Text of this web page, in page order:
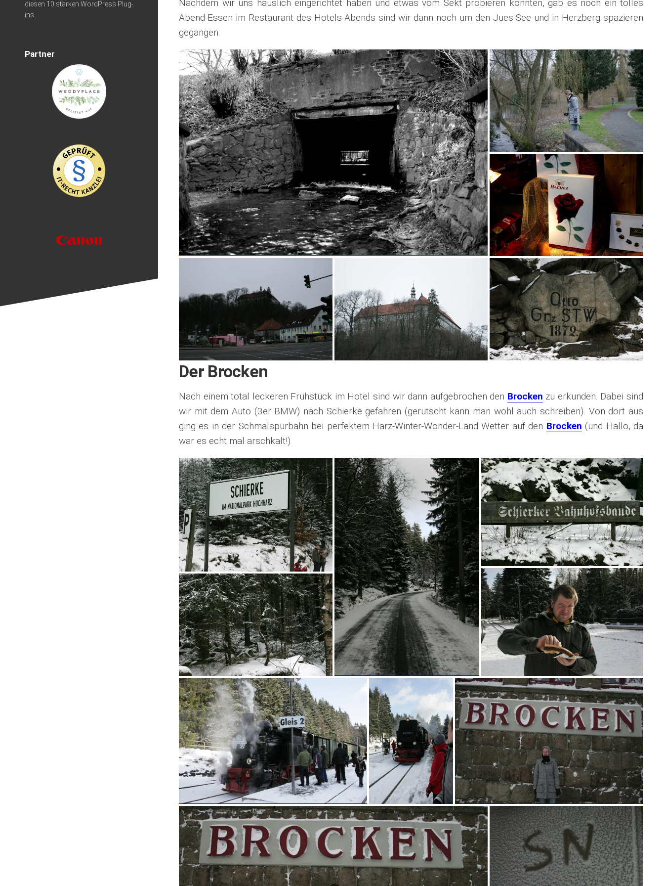
Nachdem wir uns häuslich eingerichtet haben und etwas vom Sekt probieren konnten, gab es noch ein tolles
Abend-Essen im Restaurant des Hotels-Abends sind wir dann noch um den Jues-See und in Herzberg spazieren
gegangen.
Der Brocken
Nach einem total leckeren Frühstück im Hotel sind wir dann aufgebrochen den Brocken zu erkunden. Dabei sind
wir mit dem Auto (3er BMW) nach Schierke gefahren (gerutscht kann man wohl auch schreiben). Von dort aus
ging es in der Schmalspurbahn bei perfektem Harz-Winter-Wonder-Land Wetter auf den Brocken (und Hallo, da
war es echt mal arschkalt!)
diesen 10 starken WordPress Plug-
ins
Partner